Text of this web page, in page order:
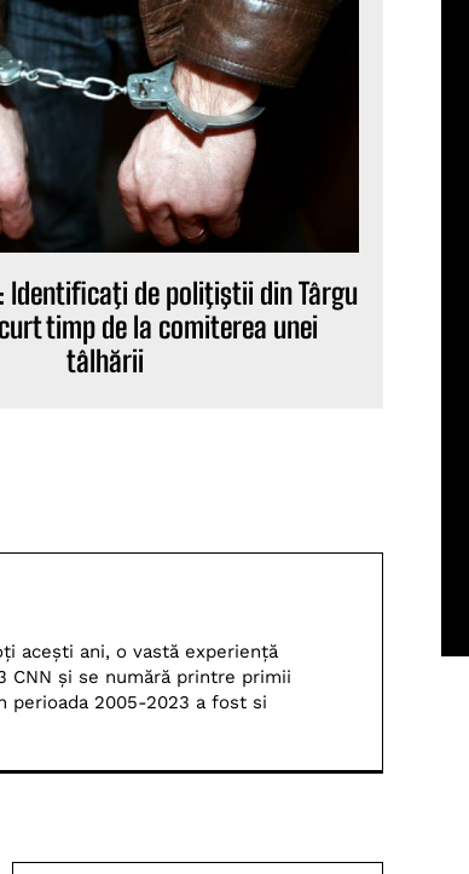
Identificaţi de poliţiştii din Târgu
timp de la comiterea unei
tâlhării
acești ani, o vastă experiență
CNN și se numără printre primii
perioada 2005-2023 a fost si